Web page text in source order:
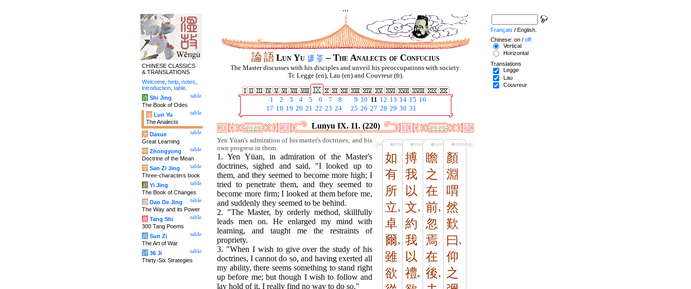
...
論語Lun Yu – The Analects of Confucius
The Master discusses with his disciples and unveil his preoccupations with society.
Tr. Legge (en), Lau (en) and Couvreur (fr).
1 2 3 4 5 6 7 8 9 10 11 12 13 14 15 16
17 18 19 20 21 22 23 24 25 26 27 28 29 30 31
Lunyu IX. 11. (220)
如
有
所
立
卓
爾
雖
欲
搏
我
以
文
約
我
以
禮
瞻
之
在
前
忽
焉
在
後
顏
淵
喟
然
歎
曰
仰
之
Yen Yüan's admiration of his master's doctrines; and his
own progress in them.
1. Yen Yüan, in admiration of the Master's
doctrines, sighed and said, "I looked up to
them, and they seemed to become more high; I
tried to penetrate them, and they seemed to
become more firm; I looked at them before me,
and suddenly they seemed to be behind.
2. "The Master, by orderly method, skillfully
leads men on. He enlarged my mind with
learning, and taught me the restraints of
propriety.
3. "When I wish to give over the study of his
doctrines, I cannot do so, and having exerted all
my ability, there seems something to stand right
up before me; but though I wish to follow and
lay hold of it, I really find no way to do so."
CHINESE CLASSICS
& TRANSLATIONS
Welcome help notes
introduction table
table
诗 Shi Jing
The Book of Odes
table
论 Lun Yu
The Analects
table
大 Daxue
Great Learning
table
中 Zhongyong
Doctrine of the Mean
table
字 San Zi Jing
Three-characters book
table
易 Yi Jing
The Book of Changes
table
道 Dao De Jing
The Way and its Power
table
唐 Tang Shi
300 Tang Poems
table
兵 Sun Zi
The Art of War
table
计 36 Ji
Thirty-Six Strategies
Français / English.
Chinese: on / off
Vertical
Horizontal
Translations
Legge
Lau
Couvreur